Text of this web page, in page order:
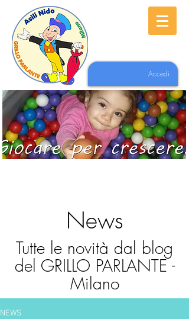
Accedi
News
Tutte le novità dal blog
del GRILLO PARLANTE -
Milano
NEWS